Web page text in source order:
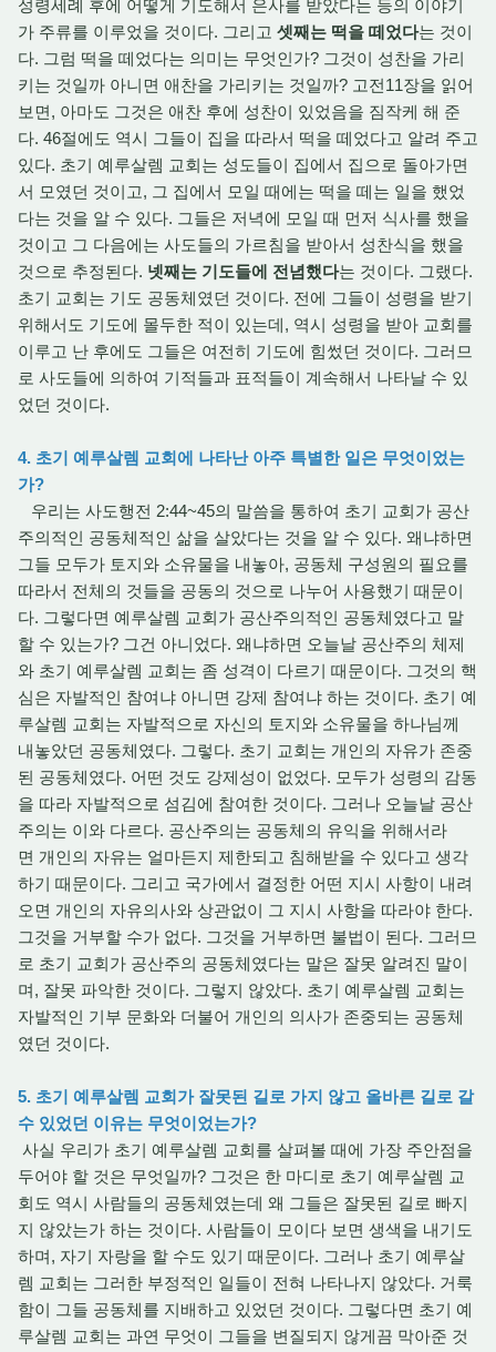
성령세례 후에 어떻게 기도해서 은사를 받았다는 등의 이야기
가 주류를 이루었을 것이다. 그리고 셋째는 떡을 떼었다는 것이
다. 그럼 떡을 떼었다는 의미는 무엇인가? 그것이 성찬을 가리
키는 것일까 아니면 애찬을 가리키는 것일까? 고전11장을 읽어
보면, 아마도 그것은 애찬 후에 성찬이 있었음을 짐작케 해 준
다. 46절에도 역시 그들이 집을 따라서 떡을 떼었다고 알려 주고
있다. 초기 예루살렘 교회는 성도들이 집에서 집으로 돌아가면
서 모였던 것이고, 그 집에서 모일 때에는 떡을 떼는 일을 했었
다는 것을 알 수 있다. 그들은 저녁에 모일 때 먼저 식사를 했을
것이고 그 다음에는 사도들의 가르침을 받아서 성찬식을 했을
것으로 추정된다. 넷째는 기도들에 전념했다는 것이다. 그랬다.
초기 교회는 기도 공동체였던 것이다. 전에 그들이 성령을 받기
위해서도 기도에 몰두한 적이 있는데, 역시 성령을 받아 교회를
이루고 난 후에도 그들은 여전히 기도에 힘썼던 것이다. 그러므
로 사도들에 의하여 기적들과 표적들이 계속해서 나타날 수 있
었던 것이다.
4. 초기 예루살렘 교회에 나타난 아주 특별한 일은 무엇이었는
가?
우리는 사도행전 2:44~45의 말씀을 통하여 초기 교회가 공산
주의적인 공동체적인 삶을 살았다는 것을 알 수 있다. 왜냐하면
그들 모두가 토지와 소유물을 내놓아, 공동체 구성원의 필요를
따라서 전체의 것들을 공동의 것으로 나누어 사용했기 때문이
다. 그렇다면 예루살렘 교회가 공산주의적인 공동체였다고 말
할 수 있는가? 그건 아니었다. 왜냐하면 오늘날 공산주의 체제
와 초기 예루살렘 교회는 좀 성격이 다르기 때문이다. 그것의 핵
심은 자발적인 참여냐 아니면 강제 참여냐 하는 것이다. 초기 예
루살렘 교회는 자발적으로 자신의 토지와 소유물을 하나님께
내놓았던 공동체였다. 그렇다. 초기 교회는 개인의 자유가 존중
된 공동체였다. 어떤 것도 강제성이 없었다. 모두가 성령의 감동
을 따라 자발적으로 섬김에 참여한 것이다. 그러나 오늘날 공산
주의는 이와 다르다. 공산주의는 공동체의 유익을 위해서라
면 개인의 자유는 얼마든지 제한되고 침해받을 수 있다고 생각
하기 때문이다. 그리고 국가에서 결정한 어떤 지시 사항이 내려
오면 개인의 자유의사와 상관없이 그 지시 사항을 따라야 한다.
그것을 거부할 수가 없다. 그것을 거부하면 불법이 된다. 그러므
로 초기 교회가 공산주의 공동체였다는 말은 잘못 알려진 말이
며, 잘못 파악한 것이다. 그렇지 않았다. 초기 예루살렘 교회는
자발적인 기부 문화와 더불어 개인의 의사가 존중되는 공동체
였던 것이다.
5. 초기 예루살렘 교회가 잘못된 길로 가지 않고 올바른 길로 갈
수 있었던 이유는 무엇이었는가?
사실 우리가 초기 예루살렘 교회를 살펴볼 때에 가장 주안점을
두어야 할 것은 무엇일까? 그것은 한 마디로 초기 예루살렘 교
회도 역시 사람들의 공동체였는데 왜 그들은 잘못된 길로 빠지
지 않았는가 하는 것이다. 사람들이 모이다 보면 생색을 내기도
하며, 자기 자랑을 할 수도 있기 때문이다. 그러나 초기 예루살
렘 교회는 그러한 부정적인 일들이 전혀 나타나지 않았다. 거룩
함이 그들 공동체를 지배하고 있었던 것이다. 그렇다면 초기 예
루살렘 교회는 과연 무엇이 그들을 변질되지 않게끔 막아준 것